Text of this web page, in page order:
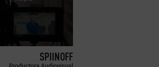
SPIINOFF